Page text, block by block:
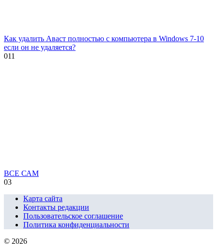
Как удалить Аваст полностью с компьютера в Windows 7-10
если он не удаляется?
011
ВСЕ САМ
03
Карта сайта
Контакты редакции
Пользовательское соглашение
Политика конфиденциальности
© 2026